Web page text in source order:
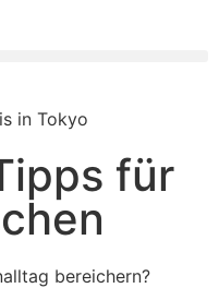
für
bereichern?